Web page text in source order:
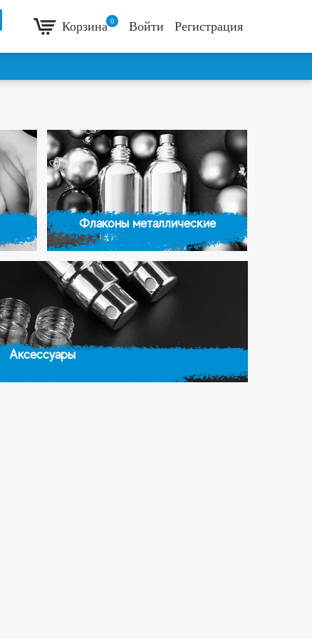
Корзина 0 Войти Регистрация
Флаконы металлические
Аксессуары